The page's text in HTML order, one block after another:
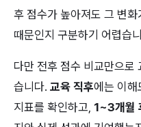
후 점수가 높아져도 그 변
때문인지 구분하기 어렵습
다만 전후 점수 비교만으로
습니다. 교육 직후에는 이해
지표를 확인하고, 1~3개월